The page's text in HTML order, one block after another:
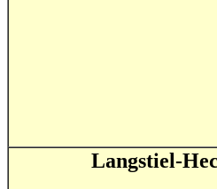
Langstiel-